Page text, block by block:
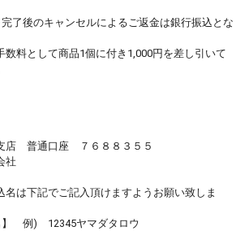
了後のキャンセルによるご返金は銀行振込とな
料として商品1個に付き1,000円を差し引いて
店 普通口座 ７６８８３５５
社
名は下記でご記入頂けますようお願い致しま
】 例) 12345ヤマダタロウ